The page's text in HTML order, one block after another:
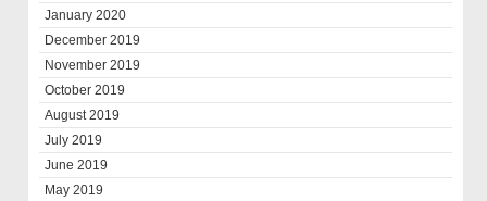
January 2020
December 2019
November 2019
October 2019
August 2019
July 2019
June 2019
May 2019